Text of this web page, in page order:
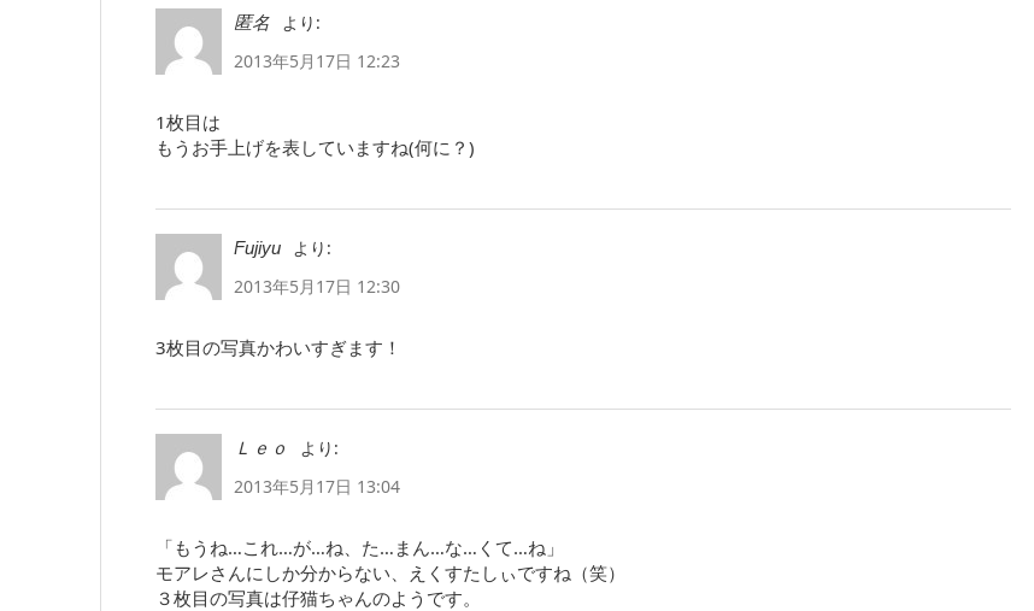
匿名
より:
2013年5月17日 12:23
1枚目は
もうお手上げを表していますね(何に？)
Fujiyu
より:
2013年5月17日 12:30
3枚目の写真かわいすぎます！
Ｌｅｏ
より:
2013年5月17日 13:04
「もうね…これ…が…ね、た…まん…な…くて…ね」
モアレさんにしか分からない、えくすたしぃですね（笑）
３枚目の写真は仔猫ちゃんのようです。